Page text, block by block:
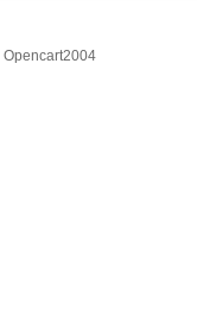
Opencart2004